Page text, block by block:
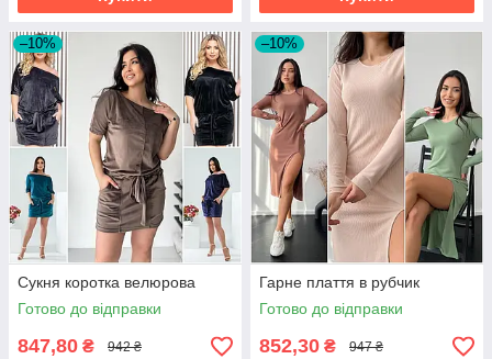
–10%
Сукня коротка велюрова
Готово до відправки
847,80 ₴ 942 ₴
–10%
Гарне плаття в рубчик
Готово до відправки
852,30 ₴ 947 ₴